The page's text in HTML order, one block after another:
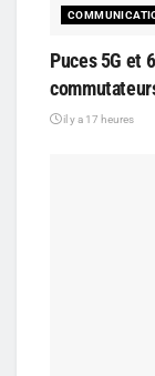
Puces 5G et
il y a 17 heures